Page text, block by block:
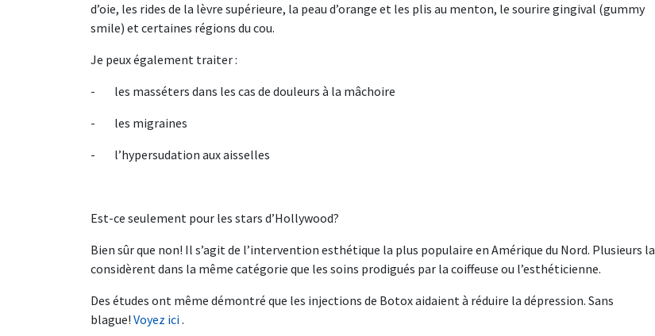
d’oie, les rides de la lèvre supérieure, la peau d’orange et les plis au menton, le sourire gingival (gummy
smile) et certaines régions du cou.
Je peux également traiter :
- les masséters dans les cas de douleurs à la mâchoire
- les migraines
- l’hypersudation aux aisselles
Est-ce seulement pour les stars d’Hollywood?
Bien sûr que non! Il s’agit de l’intervention esthétique la plus populaire en Amérique du Nord. Plusieurs la
considèrent dans la même catégorie que les soins prodigués par la coiffeuse ou l’esthéticienne.
Des études ont même démontré que les injections de Botox aidaient à réduire la dépression. Sans
blague! Voyez ici.